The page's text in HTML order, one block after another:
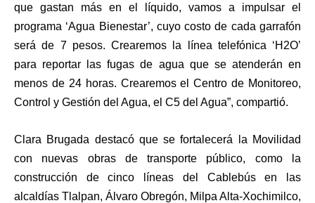
que gastan más en el líquido, vamos a impulsar el
programa ‘Agua Bienestar’, cuyo costo de cada garrafón
será de 7 pesos. Crearemos la línea telefónica ‘H2O’
para reportar las fugas de agua que se atenderán en
menos de 24 horas. Crearemos el Centro de Monitoreo,
Control y Gestión del Agua, el C5 del Agua”, compartió.
Clara Brugada destacó que se fortalecerá la Movilidad
con nuevas obras de transporte público, como la
construcción de cinco líneas del Cablebús en las
alcaldías Tlalpan, Álvaro Obregón, Milpa Alta-Xochimilco,